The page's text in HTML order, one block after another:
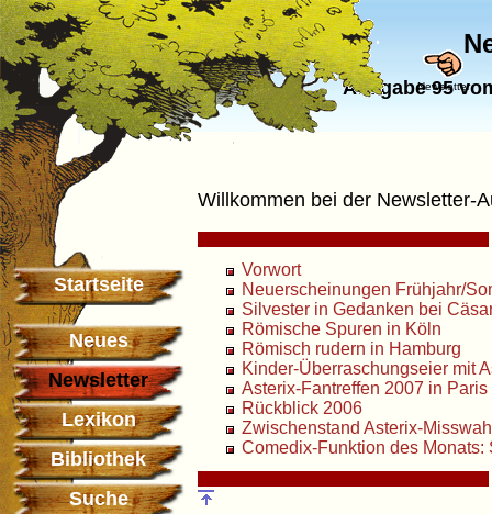
Newsletter
Ausgabe 95
Startseite
Neues
Newsletter
Lexikon
Bibliothek
Suche
Willkommen bei der Newsletter-
Vorwort
Neuerscheinungen Frühjahr/
Silvester in Gedanken bei
Römische Spuren in Köln
Römisch rudern in Hamburg
Kinder-Überraschungseier mit
Asterix-Fantreffen 2007 in Paris
Rückblick 2006
Zwischenstand Asterix-
Comedix-Funktion des Monats: